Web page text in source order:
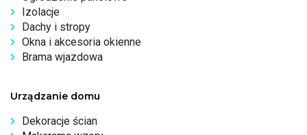
Izolacje
Dachy i stropy
Okna i akcesoria okienne
Brama wjazdowa
Urządzanie domu
Dekoracje ścian